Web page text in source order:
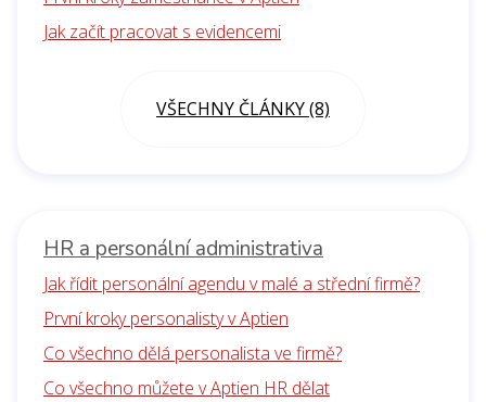
Jak začít pracovat s evidencemi
VŠECHNY ČLÁNKY (8)
HR a personální administrativa
Jak řídit personální agendu v malé a střední firmě?
První kroky personalisty v Aptien
Co všechno dělá personalista ve firmě?
Co všechno můžete v Aptien HR dělat